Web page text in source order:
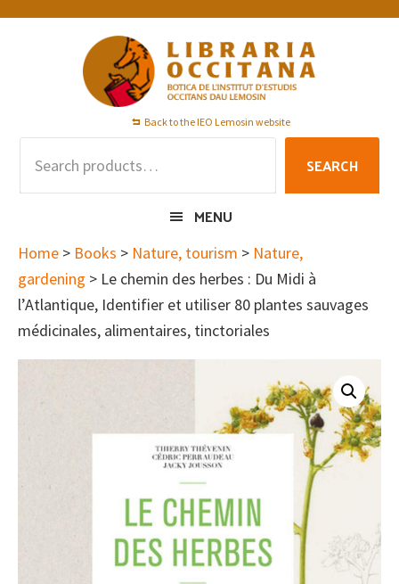
Skip
Skip
Skip
Back to the IEO Lemosin website
SEARCH
MENU
Home > Books > Nature, tourism > Nature,
gardening > Le chemin des herbes : Du Midi à
l’Atlantique, Identifier et utiliser 80 plantes sauvages
médicinales, alimentaires, tinctoriales